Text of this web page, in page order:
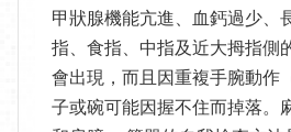
甲狀腺機能亢進、血鈣過少、
指、食指、中指及近大拇指側
會出現，而且因重複手腕動作
子或碗可能因握不住而掉落。